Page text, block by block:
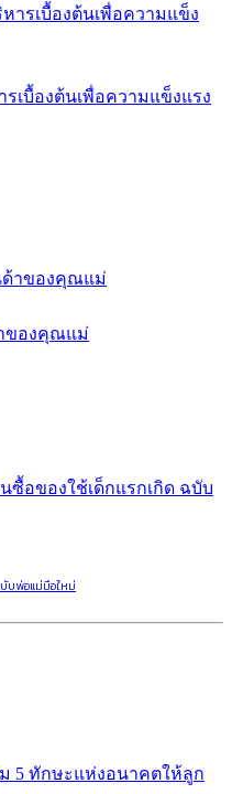
เบื้องต้นเพื่อความแข็งแรง
ของคุณแม่
บับพ่อแม่มือใหม่